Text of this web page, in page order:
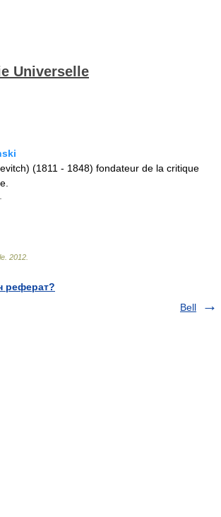
Universelle
(1811 - 1848) fondateur de la critique
2012
реферат?
Bell